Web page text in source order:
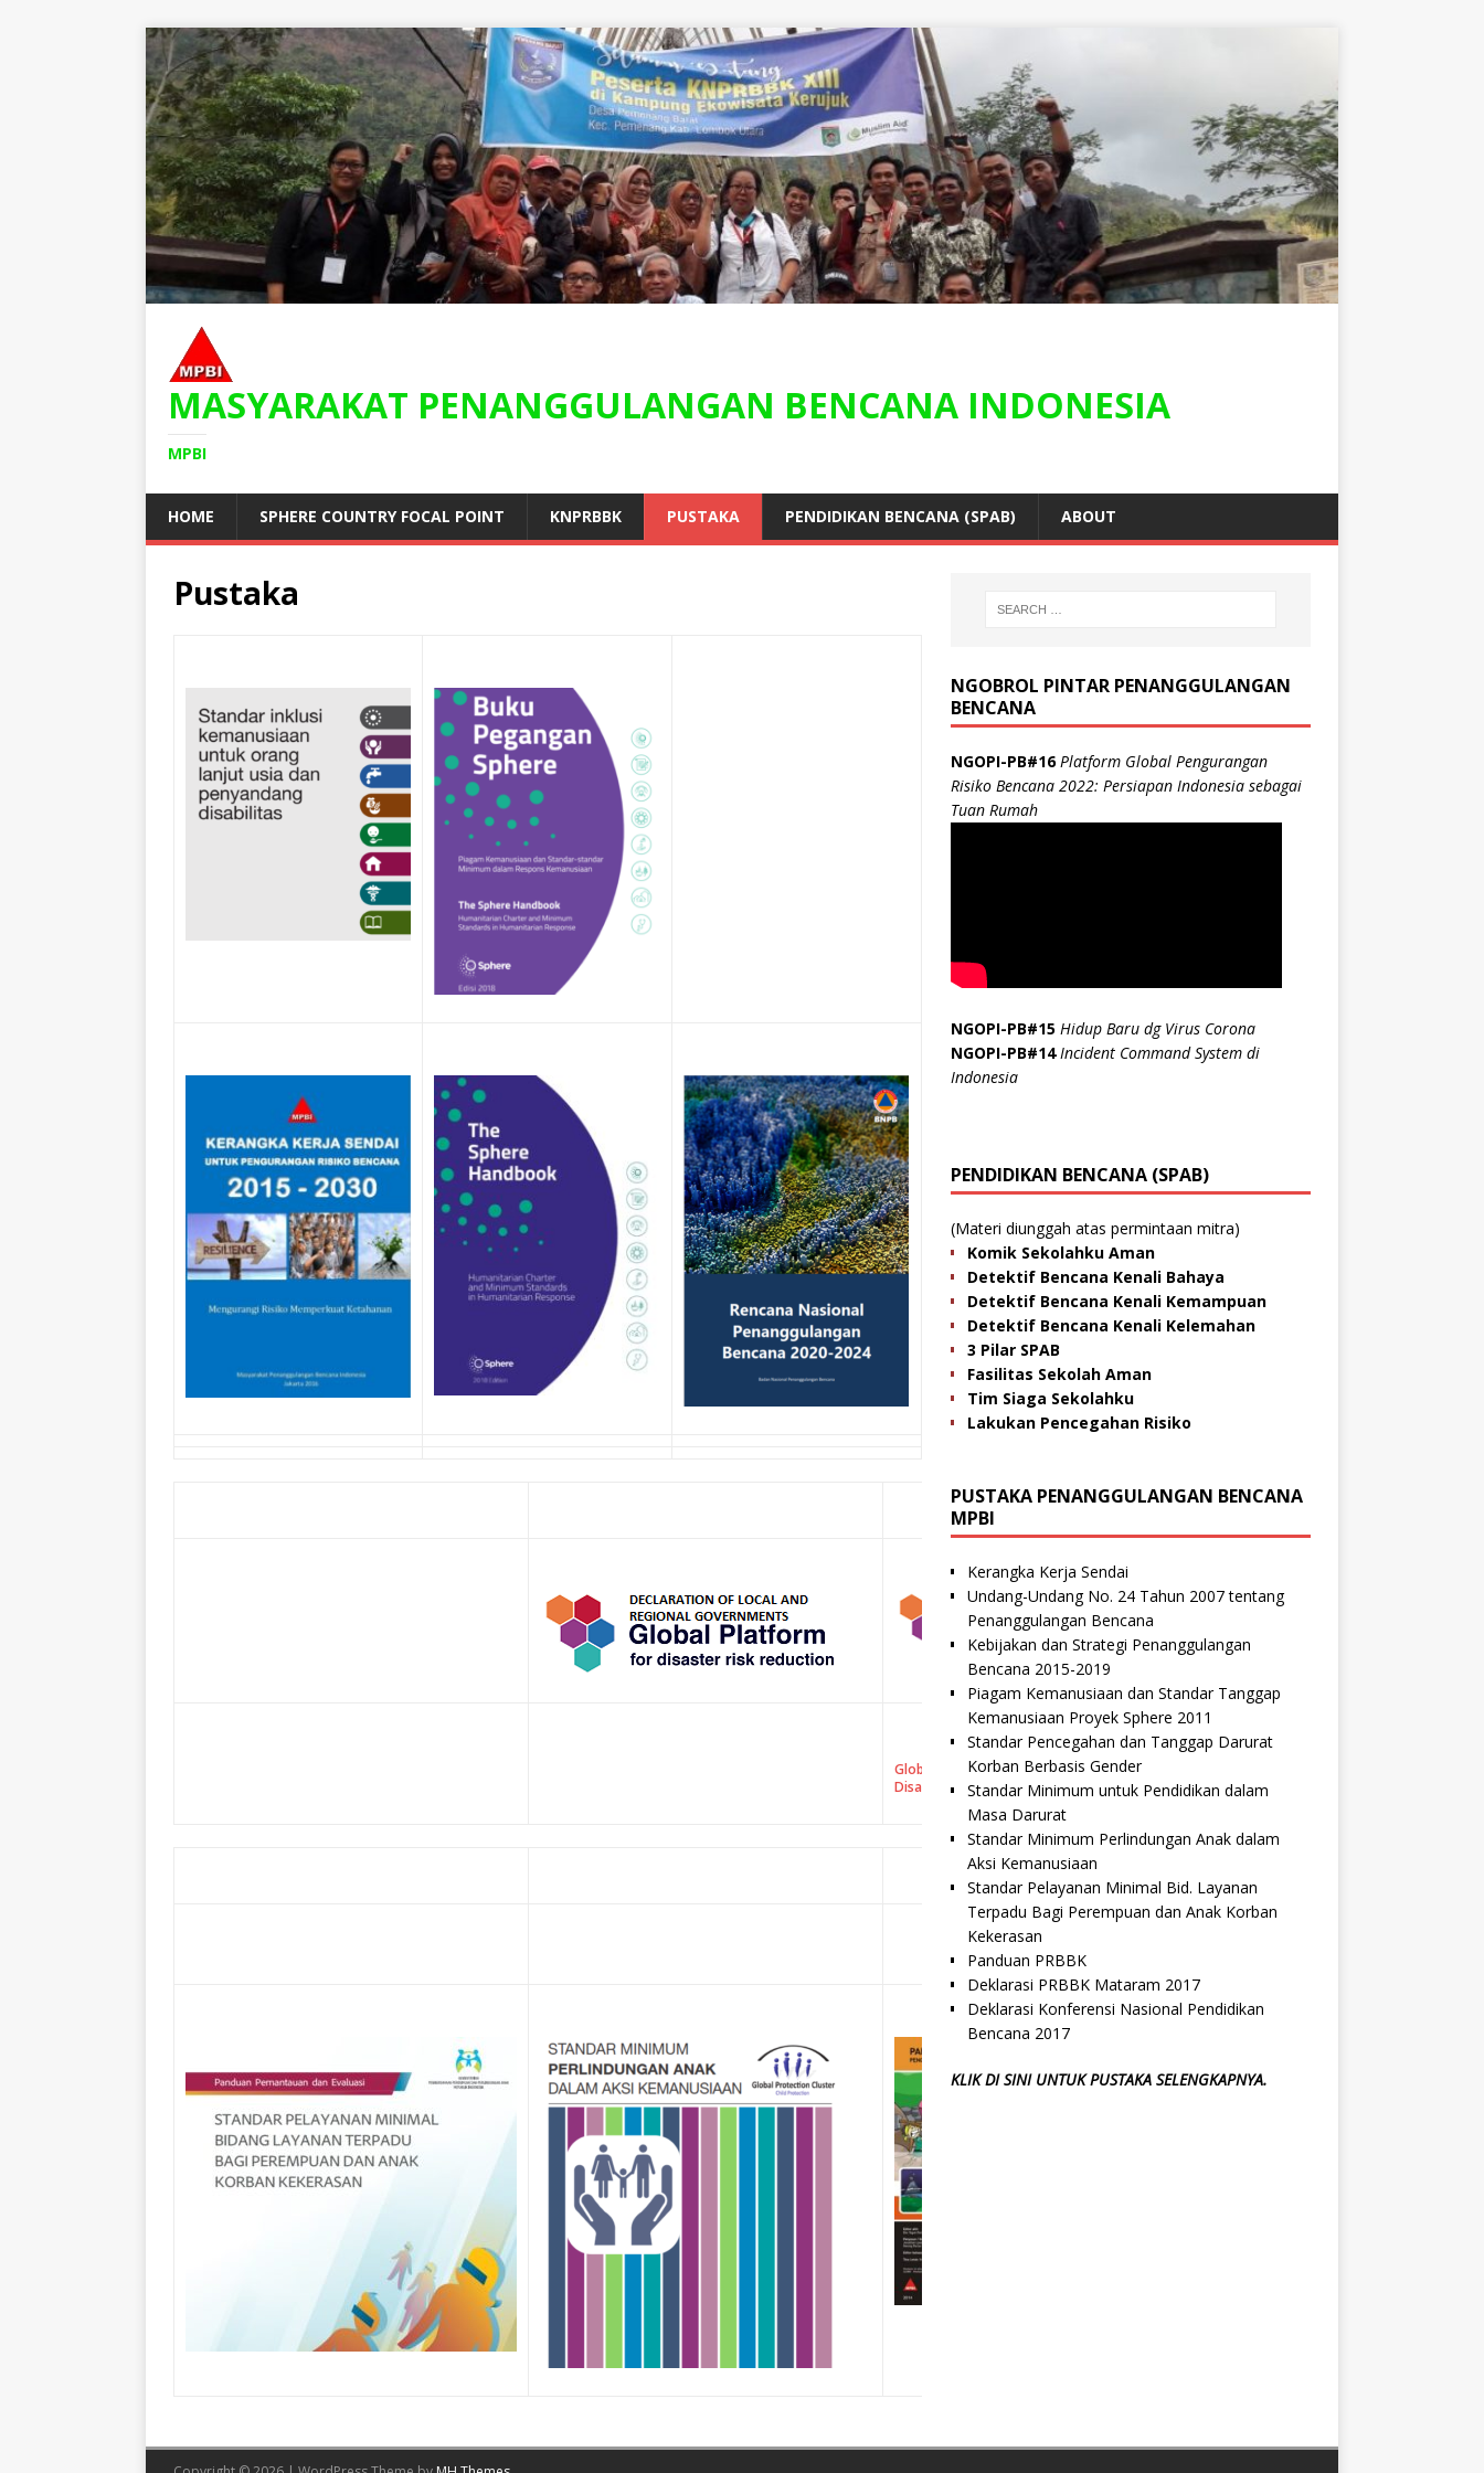
MASYARAKAT PENANGGULANGAN BENCANA INDONESIA
MPBI
HOME SPHERE COUNTRY FOCAL POINT KNPRBBK PUSTAKA PENDIDIKAN BENCANA (SPAB) ABOUT
Pustaka
Global Assessment Report on
Disaster Risk Reduction
NGOBROL PINTAR PENANGGULANGAN
BENCANA
NGOPI-PB#16 Platform Global Pengurangan
Risiko Bencana 2022: Persiapan Indonesia sebagai
Tuan Rumah
NGOPI-PB#15 Hidup Baru dg Virus Corona
NGOPI-PB#14 Incident Command System di
Indonesia
PENDIDIKAN BENCANA (SPAB)
(Materi diunggah atas permintaan mitra)
Komik Sekolahku Aman
Detektif Bencana Kenali Bahaya
Detektif Bencana Kenali Kemampuan
Detektif Bencana Kenali Kelemahan
3 Pilar SPAB
Fasilitas Sekolah Aman
Tim Siaga Sekolahku
Lakukan Pencegahan Risiko
PUSTAKA PENANGGULANGAN BENCANA
MPBI
Kerangka Kerja Sendai
Undang-Undang No. 24 Tahun 2007 tentang
Penanggulangan Bencana
Kebijakan dan Strategi Penanggulangan
Bencana 2015-2019
Piagam Kemanusiaan dan Standar Tanggap
Kemanusiaan Proyek Sphere 2011
Standar Pencegahan dan Tanggap Darurat
Korban Berbasis Gender
Standar Minimum untuk Pendidikan dalam
Masa Darurat
Standar Minimum Perlindungan Anak dalam
Aksi Kemanusiaan
Standar Pelayanan Minimal Bid. Layanan
Terpadu Bagi Perempuan dan Anak Korban
Kekerasan
Panduan PRBBK
Deklarasi PRBBK Mataram 2017
Deklarasi Konferensi Nasional Pendidikan
Bencana 2017
KLIK DI SINI UNTUK PUSTAKA SELENGKAPNYA.